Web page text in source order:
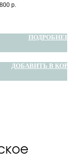
р.
ПОДРОБНЕЕ
ДОБАВИТЬ В